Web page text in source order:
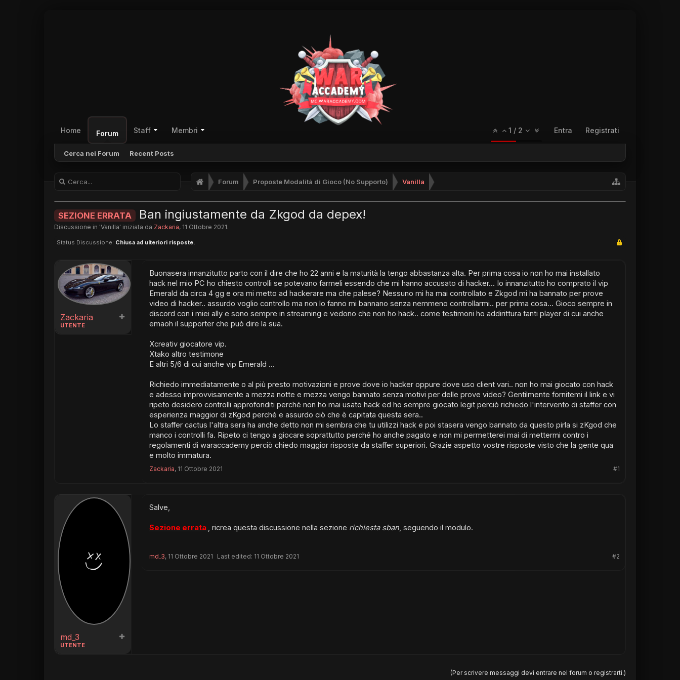
Home Forum
Cerca nei Forum Recent Posts
Staff Membri 1 / 2 Entra Registrati
Forum Proposte Modalità di Gioco (No Supporto) Vanilla
SEZIONE ERRATA Ban ingiustamente da Zkgod da depex!
Discussione in 'Vanilla' iniziata da Zackaria, 11 Ottobre 2021.
Status Discussione: Chiusa ad ulteriori risposte.
Zackaria
UTENTE
Buonasera innanzitutto parto con il dire che ho 22 anni e la maturità la tengo abbastanza alta. Per prima cosa io non ho mai installato
hack nel mio PC ho chiesto controlli se potevano farmeli essendo che mi hanno accusato di hacker... Io innanzitutto ho comprato il vip
Emerald da circa 4 gg e ora mi metto ad hackerare ma che palese? Nessuno mi ha mai controllato e Zkgod mi ha bannato per prove
video di hacker.. assurdo voglio controllo ma non lo fanno mi bannano senza nemmeno controllarmi.. per prima cosa... Gioco sempre in
discord con i miei ally e sono sempre in streaming e vedono che non ho hack.. come testimoni ho addirittura tanti player di cui anche
emaoh il supporter che può dire la sua.
Xcreativ giocatore vip.
Xtako altro testimone
E altri 5/6 di cui anche vip Emerald ...
Richiedo immediatamente o al più presto motivazioni e prove dove io hacker oppure dove uso client vari.. non ho mai giocato con hack
e adesso improvvisamente a mezza notte e mezza vengo bannato senza motivi per delle prove video? Gentilmente fornitemi il link e vi
ripeto desidero controlli approfonditi perché non ho mai usato hack ed ho sempre giocato legit perciò richiedo l'intervento di staffer con
esperienza maggior di zKgod perché e assurdo ciò che è capitata questa sera..
Lo staffer cactus l'altra sera ha anche detto non mi sembra che tu utilizzi hack e poi stasera vengo bannato da questo pirla si zKgod che
manco i controlli fa. Ripeto ci tengo a giocare soprattutto perché ho anche pagato e non mi permetterei mai di mettermi contro i
regolamenti di waraccademy perciò chiedo maggior risposte da staffer superiori. Grazie aspetto vostre risposte visto che la gente qua
e molto immatura.
#1
Zackaria, 11 Ottobre 2021
md_3
UTENTE
Salve,
Sezione errata , ricrea questa discussione nella sezione richiesta sban, seguendo il modulo.
#2
md_3, 11 Ottobre 2021 Last edited: 11 Ottobre 2021
(Per scrivere messaggi devi entrare nel forum o registrarti.)